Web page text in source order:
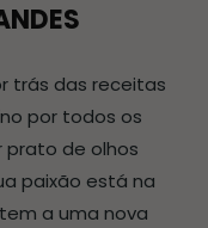
trás das receitas
por todos os
prato de olhos
paixão está na
a uma nova